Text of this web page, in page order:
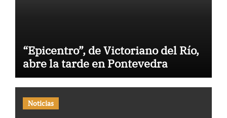
“Epicentro”, de Victoriano del Río,
abre la tarde en Pontevedra
Noticias